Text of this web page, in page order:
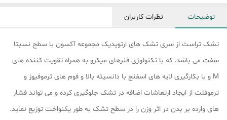
توضیحات نظرات کاربران
تشک تراست از سری تشک های ارتوپدیک مجموعه آکسون با سطح نسبتا
سفت می باشد. که با تکنولوژی فنرهای میکرو به همراه تقویت کننده های
M و با بکارگیری لایه های اسفنج با دانسیته بالا و فوم های ترموفیوز و
ترموفلت از ایجاد ارتعاشات اضافه در تشک جلوگیری کرده و می تواند فشار
های وارده بر بدن در اثر وزن را در سطح تشک به طور یکنواخت توزیع نماید.